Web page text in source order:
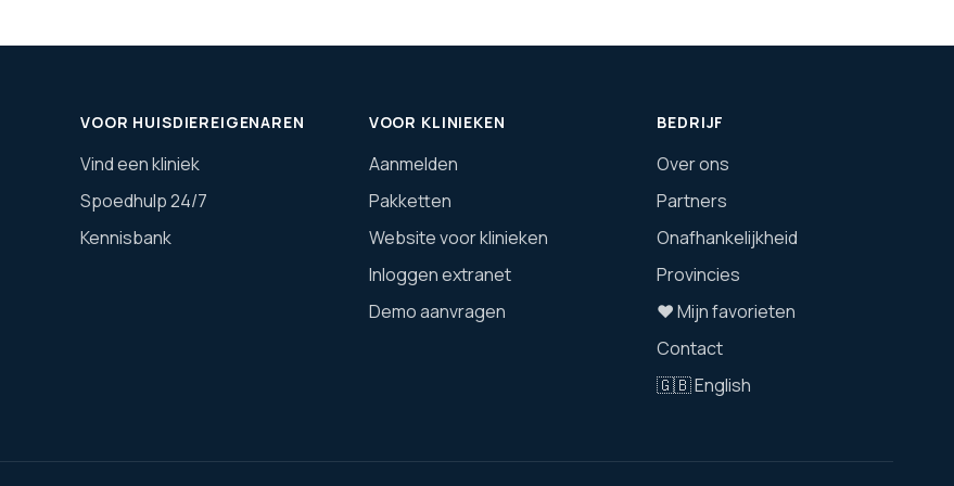
VOOR HUISDIEREIGENAREN
Vind een kliniek
Spoedhulp 24/7
Kennisbank
VOOR KLINIEKEN
Aanmelden
Pakketten
Website voor klinieken
Inloggen extranet
Demo aanvragen
BEDRIJF
Over ons
Partners
Onafhankelijkheid
Provincies
❤️ Mijn favorieten
Contact
🇬🇧 English